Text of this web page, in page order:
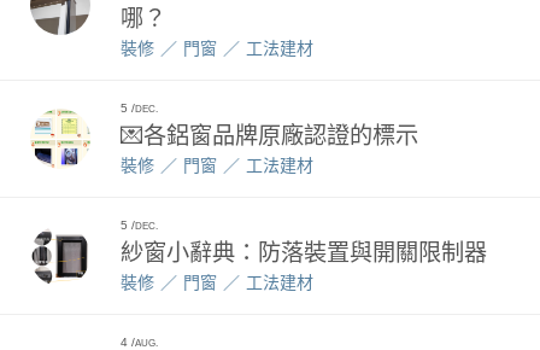
哪？
裝修 門窗 工法建材
5 DEC.
💌各鋁窗品牌原廠認證的標示
裝修 門窗 工法建材
5 DEC.
紗窗小辭典：防落裝置與開關限制器
裝修 門窗 工法建材
4 AUG.